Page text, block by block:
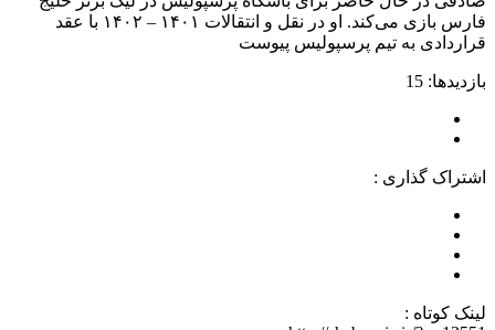
فارس بازی می‌کند. او در نقل و انتقالات ۱۴۰۱ – ۱۴۰۲ با عقد
قراردادی به تیم پرسپولیس پیوست
بازدیدها: 15
اشتراک گذاری :
لینک کوتاه :